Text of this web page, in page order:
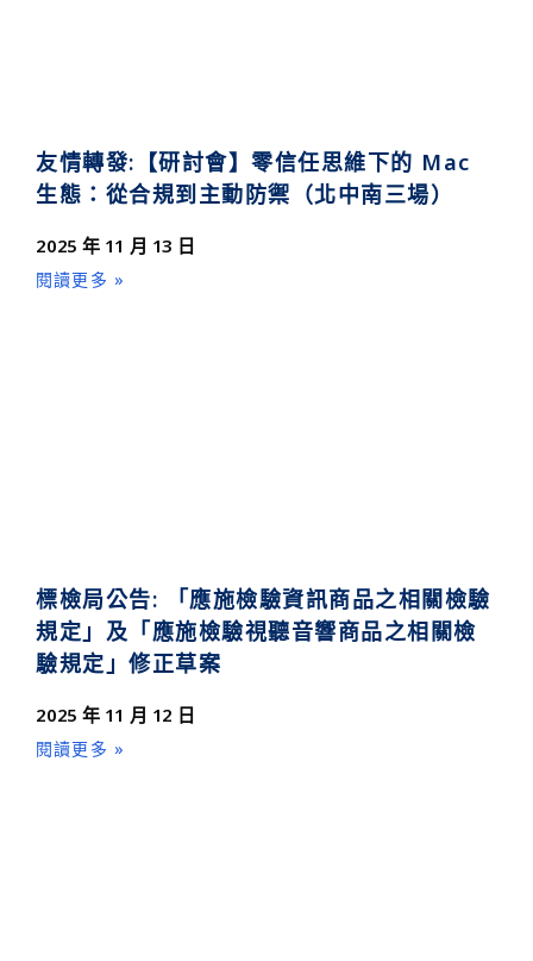
友情轉發:【研討會】零信任思維下的 Mac
生態：從合規到主動防禦（北中南三場）
2025 年 11 月 13 日
閱讀更多 »
標檢局公告: 「應施檢驗資訊商品之相關檢驗
規定」及「應施檢驗視聽音響商品之相關檢
驗規定」修正草案
2025 年 11 月 12 日
閱讀更多 »